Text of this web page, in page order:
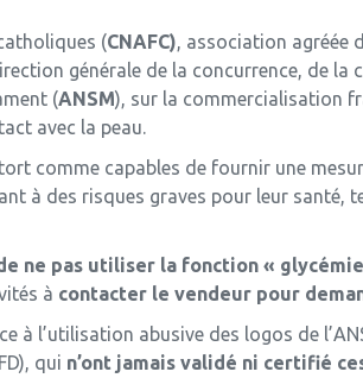
(CNAFC), association agréée
générale de la concurrence, de
(ANSM), sur la commercialisation
avec la peau.
comme capables de fournir une
à des risques graves pour leur santé,
ne pas utiliser la fonction «
à contacter le vendeur pour
à l’utilisation abusive des logos de
qui n’ont jamais validé ni certifié